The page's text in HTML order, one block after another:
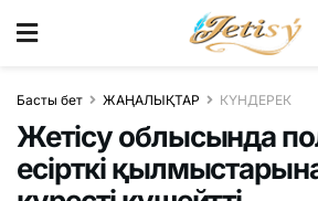
Басты бет ЖАҢАЛЫҚТАР КҮНДЕРЕК
Жетісу облысында
есірткі